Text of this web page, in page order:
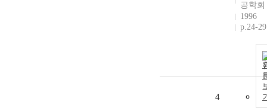
공학회
1996
p.24-29
4